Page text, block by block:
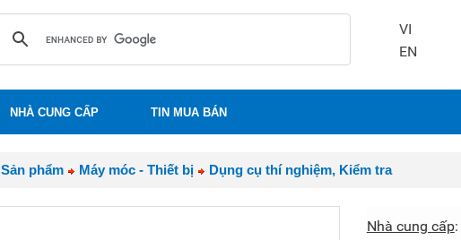
VI
EN
NHÀ CUNG CẤP TIN MUA BÁN
Sản phẩm Máy móc - Thiết bị Dụng cụ thí nghiệm, Kiểm tra
Nhà cung cấp: